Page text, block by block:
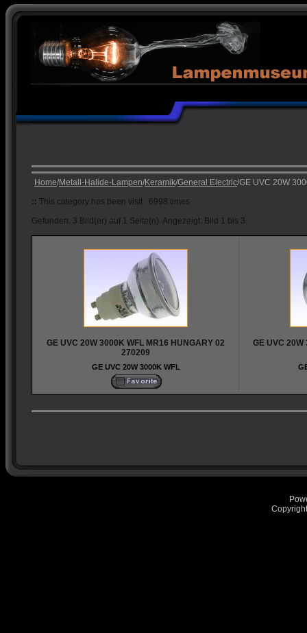
Home/Metall-Halide-Lampen/Keramik/General Electric/GE UVC 20W
:: This category has been visit : 6998 times
Gefunden: 3 Bild(er) auf 1 Seite(n). Angezeigt: Bild 1 bis 3.
GE UVC 20W 3000K WFL MR16 HUNGARY 02
270209
GE UVC 20W 3000K WFL
GE UVC 20W